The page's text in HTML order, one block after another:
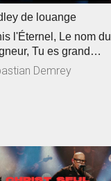
de louange
l'Éternel, Le nom du
Tu es grand
Demrey